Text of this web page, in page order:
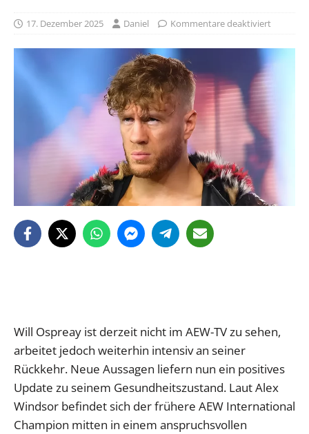
17. Dezember 2025 Daniel Kommentare deaktiviert
Will Ospreay ist derzeit nicht im AEW-TV zu sehen,
arbeitet jedoch weiterhin intensiv an seiner
Rückkehr. Neue Aussagen liefern nun ein positives
Update zu seinem Gesundheitszustand. Laut Alex
Windsor befindet sich der frühere AEW International
Champion mitten in einem anspruchsvollen